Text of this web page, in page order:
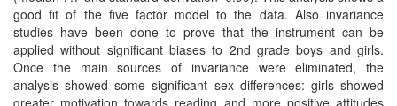
good fit of the five factor model to the data. Also invariance
studies have been done to prove that the instrument can be
applied without significant biases to 2nd grade boys and girls.
Once the main sources of invariance were eliminated, the
analysis showed some significant sex differences: girls showed
greater motivation towards reading and more positive attitudes